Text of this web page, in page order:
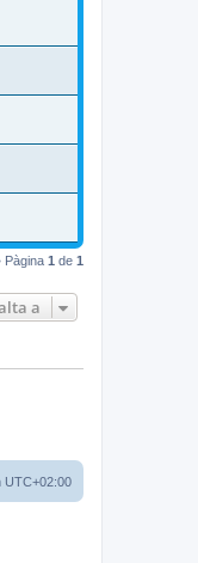
Pàgina 1 de 1
a
UTC+02:00